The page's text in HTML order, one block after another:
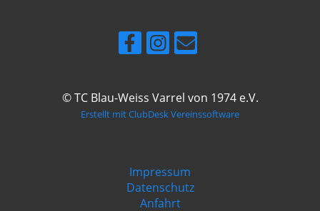
© TC Blau-Weiss Varrel von 1974 e.V.
Erstellt mit ClubDesk Vereinssoftware
Impressum
Datenschutz
Anfahrt